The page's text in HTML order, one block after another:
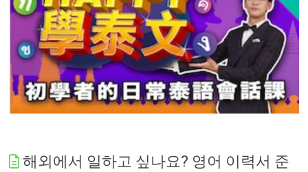
해외에서 일하고 싶나요? 영어 이력서 준